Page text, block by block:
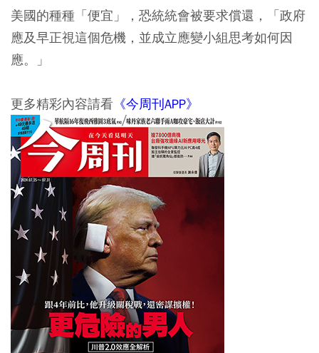
美國的種種「便宜」，恐統統會被要求償還，「政府
應及早正視這個危機，並成立應變小組思考如何因
應。」
更多精彩內容請看 《今周刊APP》